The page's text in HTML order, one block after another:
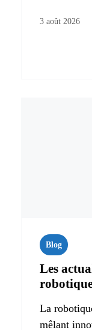
3 août 2026
Blog
Les
La
mêlant